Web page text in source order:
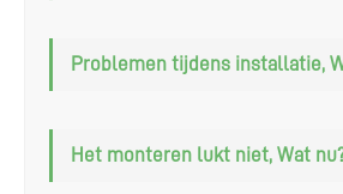
Problemen tijdens installatie,
Het monteren lukt niet, Wat